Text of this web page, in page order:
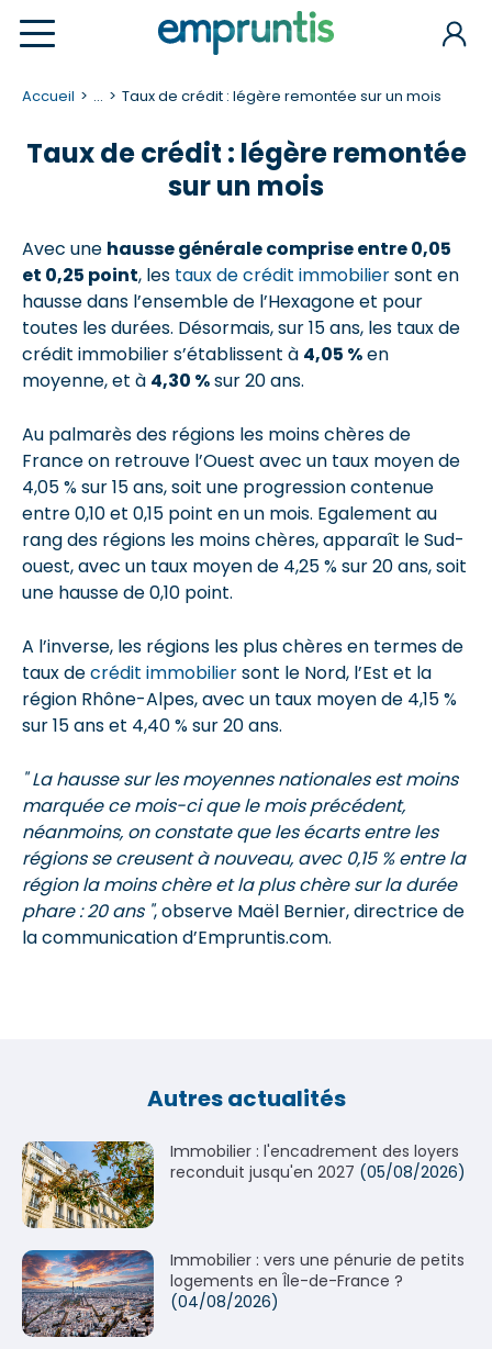
Accueil ... Taux de crédit : légère remontée sur un mois
Taux de crédit : légère remontée
sur un mois
Avec une hausse générale comprise entre 0,05
et 0,25 point, les taux de crédit immobiliersont en
hausse dans l’ensemble de l’Hexagone et pour
toutes les durées. Désormais, sur 15 ans, les taux de
crédit immobilier s’établissent à 4,05 %en
moyenne, et à 4,30 %sur 20 ans.
Au palmarès des régions les moins chères de
France on retrouve l’Ouest avec un taux moyen de
4,05 % sur 15 ans, soit une progression contenue
entre 0,10 et 0,15 point en un mois. Egalement au
rang des régions les moins chères, apparaît le Sud-
ouest, avec un taux moyen de 4,25 % sur 20 ans, soit
une hausse de 0,10 point.
A l’inverse, les régions les plus chères en termes de
taux decrédit immobiliersont le Nord, l’Est et la
région Rhône-Alpes, avec un taux moyen de 4,15 %
sur 15 ans et 4,40 % sur 20 ans.
" La hausse sur les moyennes nationales est moins
marquée ce mois-ci que le mois précédent,
néanmoins, on constate que les écarts entre les
régions se creusent à nouveau, avec 0,15 % entre la
région la moins chère et la plus chère sur la durée
phare : 20 ans ", observe Maël Bernier, directrice de
la communication d’Empruntis.com.
Autres actualités
Immobilier : l'encadrement des loyers
reconduit jusqu'en 2027 (05/08/2026)
Immobilier : vers une pénurie de petits
logements en Île-de-France ?
(04/08/2026)